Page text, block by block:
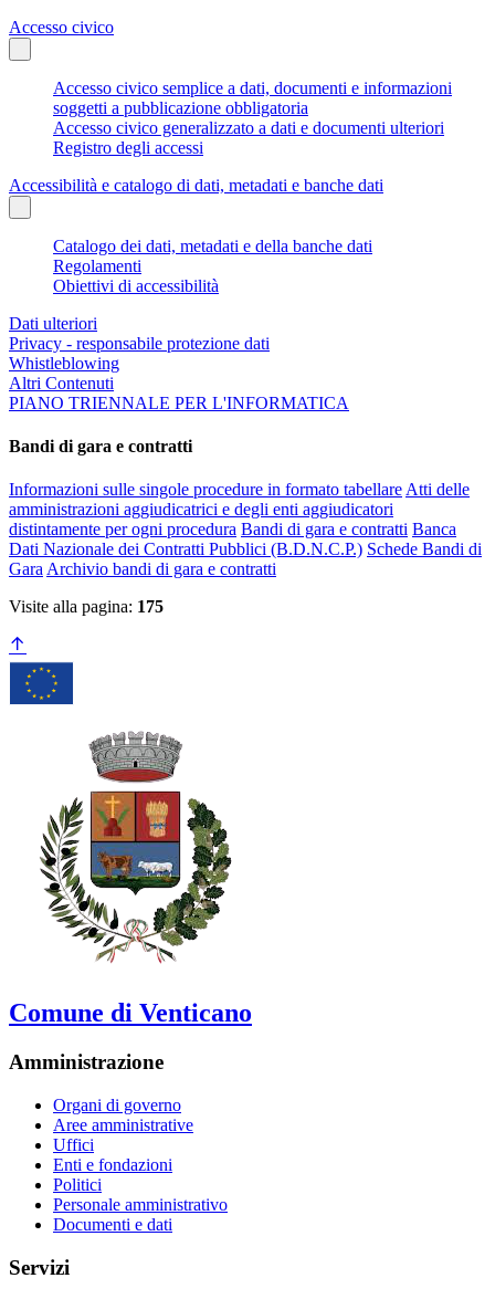
Accesso civico
Accesso civico semplice a dati, documenti e informazioni
soggetti a pubblicazione obbligatoria
Accesso civico generalizzato a dati e documenti ulteriori
Registro degli accessi
Accessibilità e catalogo di dati, metadati e banche dati
Catalogo dei dati, metadati e della banche dati
Regolamenti
Obiettivi di accessibilità
Dati ulteriori
Privacy - responsabile protezione dati
Whistleblowing
Altri Contenuti
PIANO TRIENNALE PER L'INFORMATICA
Bandi di gara e contratti
Informazioni sulle singole procedure in formato tabellare Atti delle
amministrazioni aggiudicatrici e degli enti aggiudicatori
distintamente per ogni procedura Bandi di gara e contratti Banca
Dati Nazionale dei Contratti Pubblici (B.D.N.C.P.) Schede Bandi di
Gara Archivio bandi di gara e contratti
Visite alla pagina: 175
Comune di Venticano
Amministrazione
Organi di governo
Aree amministrative
Uffici
Enti e fondazioni
Politici
Personale amministrativo
Documenti e dati
Servizi